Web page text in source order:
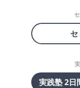
実践塾 2日